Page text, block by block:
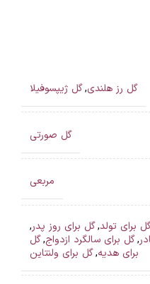
گل رز هلندی,گل ژیپسوفیلا
گل صورتی
مربعی
گل برای تولد,گل برای روز پدر,
,گل برای سالگرد ازدواج,گل
برای هدیه,گل برای ولنتاین